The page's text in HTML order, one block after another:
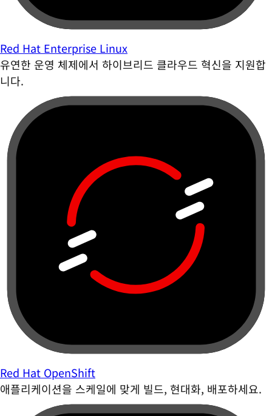
Red Hat Enterprise Linux
유연한 운영 체제에서 하이브리드 클라우드 혁신을 지원합
니다.
Red Hat OpenShift
애플리케이션을 스케일에 맞게 빌드, 현대화, 배포하세요.